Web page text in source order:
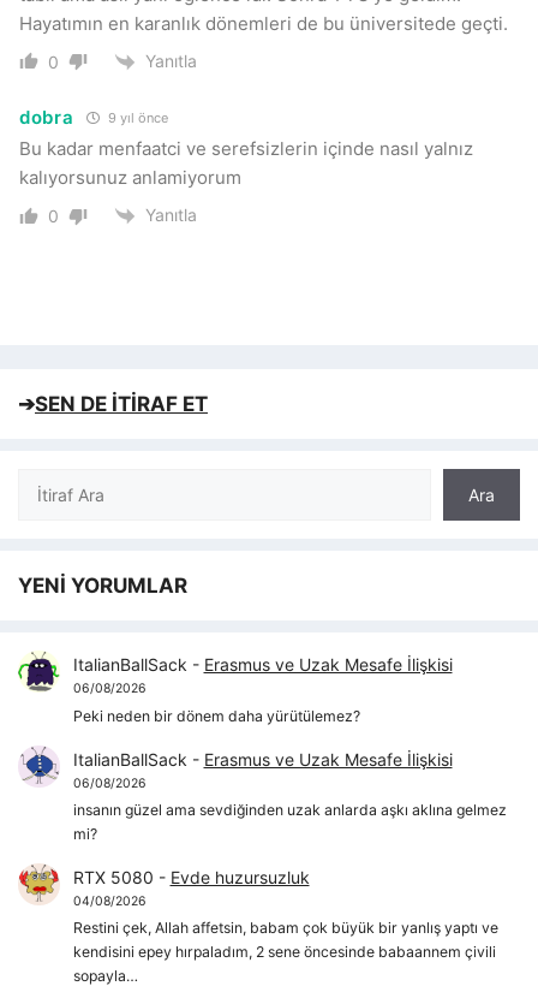
Hayatımın en karanlık dönemleri de bu üniversitede geçti.
0 Yanıtla
dobra 9 yıl önce
Bu kadar menfaatci ve serefsizlerin içinde nasıl yalnız
kalıyorsunuz anlamiyorum
0 Yanıtla
➔SEN DE İTİRAF ET
Ara
Ara
YENİ YORUMLAR
ItalianBallSack - Erasmus ve Uzak Mesafe İlişkisi
06/08/2026
Peki neden bir dönem daha yürütülemez?
ItalianBallSack - Erasmus ve Uzak Mesafe İlişkisi
06/08/2026
insanın güzel ama sevdiğinden uzak anlarda aşkı aklına gelmez
mi?
RTX 5080 - Evde huzursuzluk
04/08/2026
Restini çek, Allah affetsin, babam çok büyük bir yanlış yaptı ve
kendisini epey hırpaladım, 2 sene öncesinde babaannem çivili
sopayla…